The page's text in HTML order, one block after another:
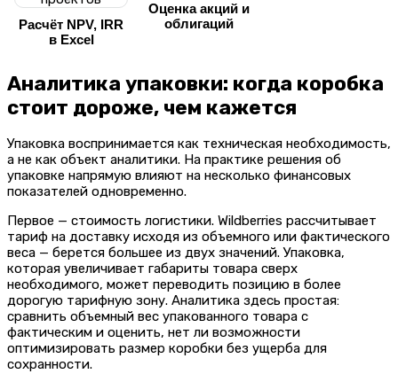
Расчёт NPV, IRR
в Excel
Оценка акций и
облигаций
Аналитика упаковки: когда коробка
стоит дороже, чем кажется
Упаковка воспринимается как техническая необходимость,
а не как объект аналитики. На практике решения об
упаковке напрямую влияют на несколько финансовых
показателей одновременно.
Первое — стоимость логистики. Wildberries рассчитывает
тариф на доставку исходя из объемного или фактического
веса — берется большее из двух значений. Упаковка,
которая увеличивает габариты товара сверх
необходимого, может переводить позицию в более
дорогую тарифную зону. Аналитика здесь простая:
сравнить объемный вес упакованного товара с
фактическим и оценить, нет ли возможности
оптимизировать размер коробки без ущерба для
сохранности.